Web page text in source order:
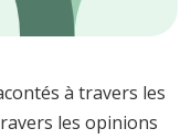
à travers les
les opinions